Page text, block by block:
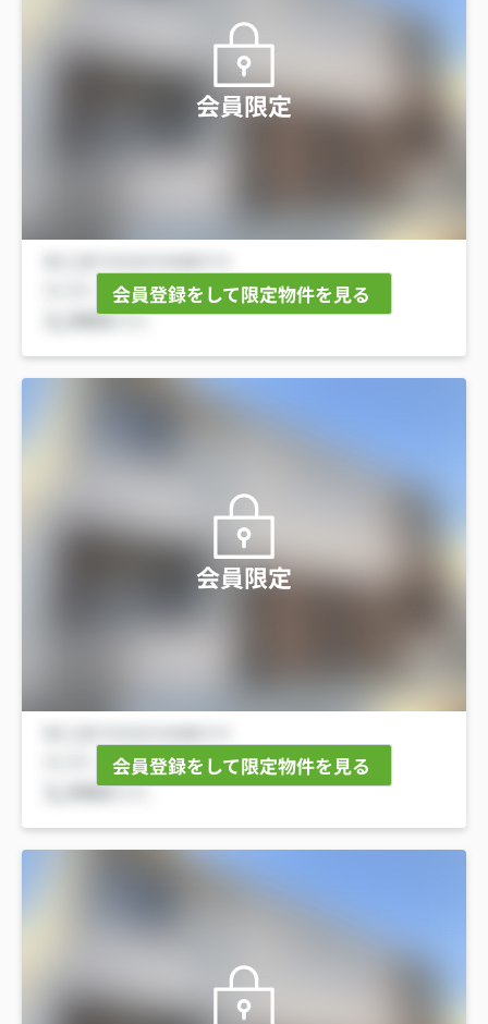
会員限定
会員登録をして限定物件を見る
会員限定
会員登録をして限定物件を見る